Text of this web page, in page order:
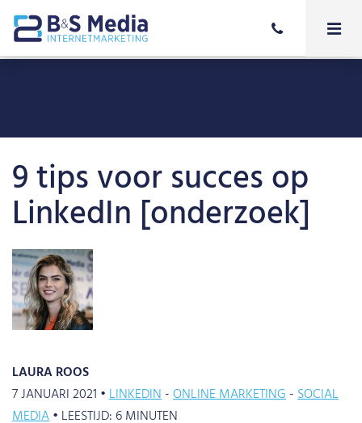
9 tips voor succes op
LinkedIn [onderzoek]
LAURA ROOS
7 JANUARI 2021 •LINKEDIN ONLINE MARKETING SOCIAL
MEDIA• LEESTIJD: 6MINUTEN